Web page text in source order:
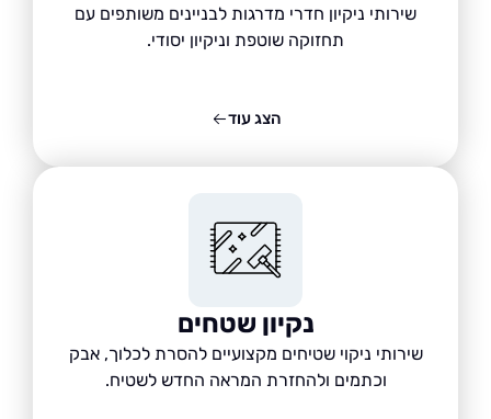
שירותי ניקיון חדרי מדרגות לבניינים משותפים עם
תחזוקה שוטפת וניקיון יסודי.
נקיון שטחים
שירותי ניקוי שטיחים מקצועיים להסרת לכלוך, אבק
וכתמים ולהחזרת המראה החדש לשטיח.